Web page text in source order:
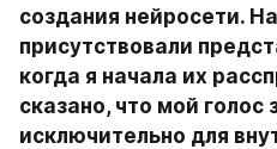
создания нейросети.
присутствовали
когда я начала их
сказано, что мой голос
исключительно для